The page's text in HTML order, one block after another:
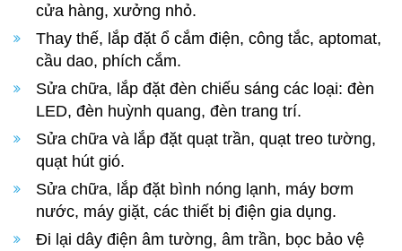
cửa hàng, xưởng nhỏ.
Thay thế, lắp đặt ổ cắm điện, công tắc, aptomat,
cầu dao, phích cắm.
Sửa chữa, lắp đặt đèn chiếu sáng các loại: đèn
LED, đèn huỳnh quang, đèn trang trí.
Sửa chữa và lắp đặt quạt trần, quạt treo tường,
quạt hút gió.
Sửa chữa, lắp đặt bình nóng lạnh, máy bơm
nước, máy giặt, các thiết bị điện gia dụng.
Đi lại dây điện âm tường, âm trần, bọc bảo vệ